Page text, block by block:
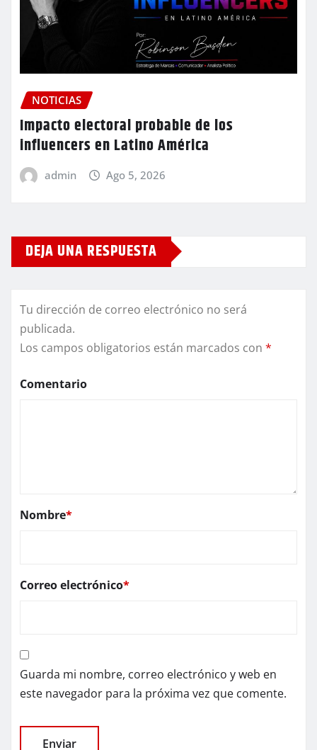
NOTICIAS
Impacto electoral probable de los
influencers en Latino América
admin Ago 5, 2026
DEJA UNA RESPUESTA
Tu dirección de correo electrónico no será
publicada.
Los campos obligatorios están marcados con *
Comentario
Nombre*
Correo electrónico*
Guarda mi nombre, correo electrónico y web en
este navegador para la próxima vez que comente.